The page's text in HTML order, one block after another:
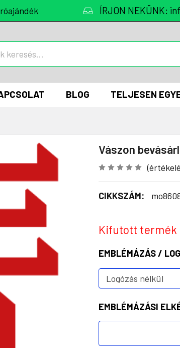
ÍRJON NEKÜNK:
BLOG TELJESEN
Vászon
CIKKSZÁM:
Kifutott termék
EMBLÉMÁZÁS /
EMBLÉMÁZÁSI